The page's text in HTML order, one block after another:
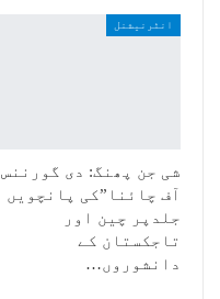
انٹرنیشنل
شی جن پھنگ: دی گورننس
آف چائنا”کی پانچویں
جلدپر چین اور
تاجکستان کے
دانشوروں…